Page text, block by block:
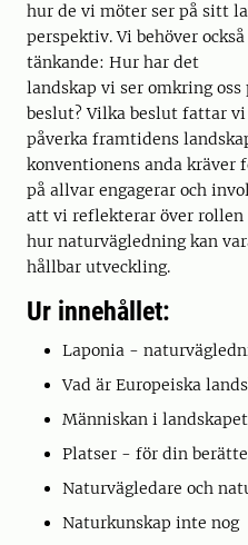
hur de vi möter ser på sitt
perspektiv. Vi behöver
tänkande: Hur har det
landskap vi ser omkring
beslut? Vilka beslut fattar
påverka framtidens
konventionens anda kräver
på allvar engagerar och
att vi reflekterar över rollen
hur naturvägledning kan
hållbar utveckling.
Ur innehållet:
Laponia -
Vad är Europeiska
Människan i
Platser - för din
Naturvägledare och
Naturkunskap inte nog